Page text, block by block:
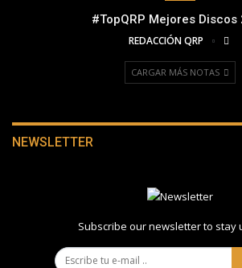
#TopQRP Mejores Discos
REDACCIÓN QRP
CARGAR MÁS NOTAS
NEWSLETTER
Subscribe our newsletter to stay